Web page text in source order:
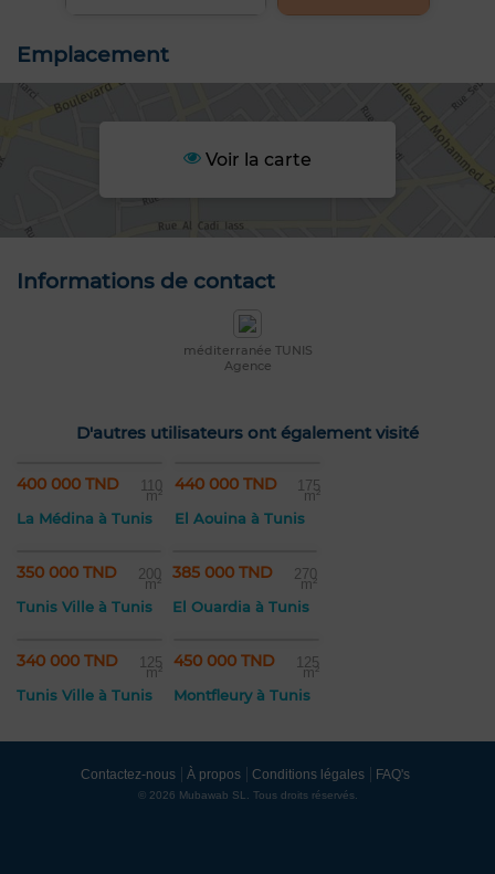
Emplacement
Voir la carte
Informations de contact
méditerranée TUNIS
Agence
D'autres utilisateurs ont également visité
400 000 TND 110
m²
La Médina à Tunis
440 000 TND 175
m²
El Aouina à Tunis
350 000 TND 200
m²
Tunis Ville à Tunis
385 000 TND 270
m²
El Ouardia à Tunis
340 000 TND 125
m²
Tunis Ville à Tunis
450 000 TND 125
m²
Montfleury à Tunis
Contactez-nous À propos Conditions légales FAQ's
© 2026 Mubawab SL. Tous droits réservés.